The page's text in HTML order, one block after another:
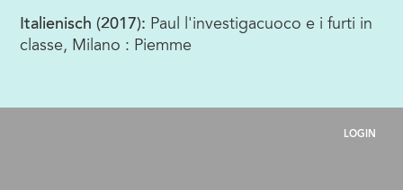
Italienisch (2017): Paul l'investigacuoco e i furti in
classe, Milano : Piemme
LOGIN